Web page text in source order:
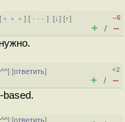
﹢﹢﹢] [ · · ·][↓] [↑]
–6
+ / –
] [ответить]
+2
+ / –
based.
] [ответить]